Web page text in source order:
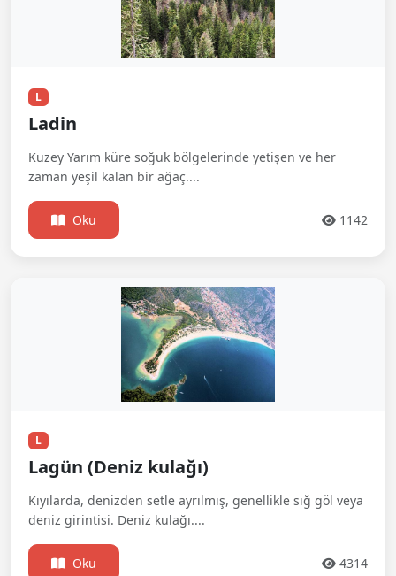
L
Ladin
Kuzey Yarım küre soğuk bölgelerinde yetişen ve her
zaman yeşil kalan bir ağaç....
Oku 1142
L
Lagün (Deniz kulağı)
Kıyılarda, denizden setle ayrılmış, genellikle sığ göl veya
deniz girintisi. Deniz kulağı....
Oku 4314